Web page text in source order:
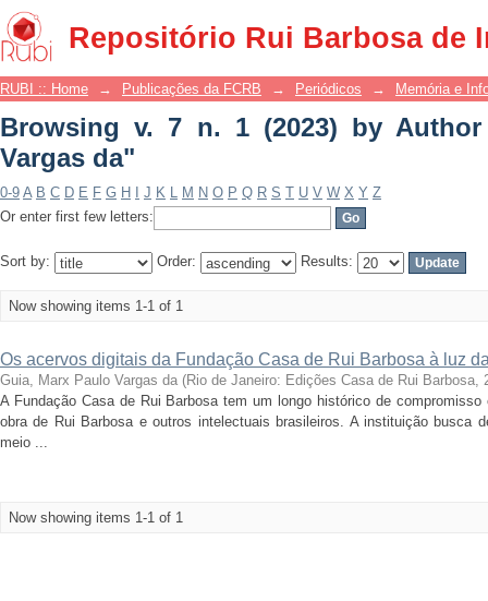
Repositório Rui Barbosa de
Browsing v. 7 n. 1 (2023) by Author
RUBI :: Home → Publicações da FCRB → Periódicos → Memória e
Browsing v. 7 n. 1 (2023) by
Vargas da"
0-9 A B C D E F G H J K L M N O P Q R S T U V W X Y Z
Or enter first few letters:
Sort by: Order: Results:
Now showing items 1-1 of 1
Os acervos digitais da Fundação Casa de Rui Barbosa à luz
Guia, Marx Paulo Vargas da (Rio de Janeiro: Edições Casa de Rui Barbosa,
A Fundação Casa de Rui Barbosa tem um longo histórico de
obra de Rui Barbosa e outros intelectuais brasileiros. A instituição busca
meio ...
Now showing items 1-1 of 1